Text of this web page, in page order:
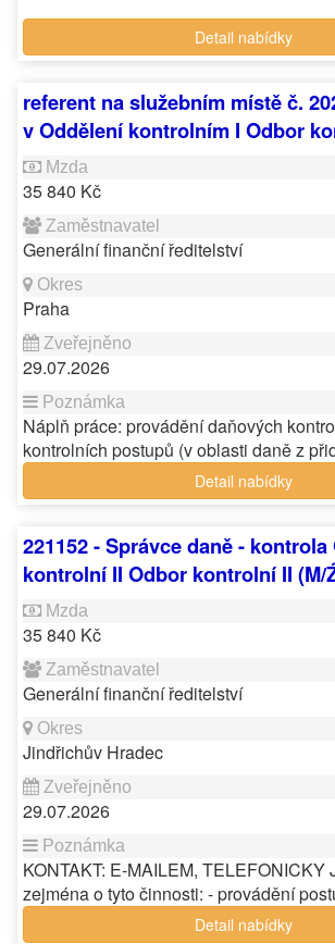
Detail nabídky
referent na služebním místě č.
v Oddělení kontrolním I Odbor
35 840 Kč
Generální finanční ředitelství
Praha
29.07.2026
Náplň práce: provádění daňových
kontrolních postupů (v oblasti daně z
Detail nabídky
221152 - Správce daně -
kontrolní II Odbor kontrolní II (M/
35 840 Kč
Generální finanční ředitelství
Jindřichův Hradec
29.07.2026
KONTAKT: E-MAILEM, TELEFONICKY
zejména o tyto činnosti: - provádění
Detail nabídky